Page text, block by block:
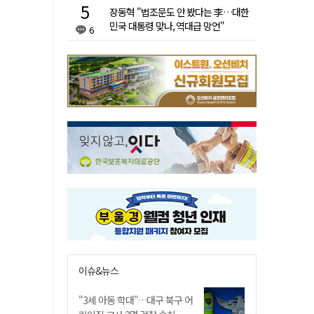
6
장동혁 "법조문도 안 봤다는 李…대한
민국 대통령 맞나, 역대급 망언"
이슈&뉴스
"3세 아동 학대"…대구 북구 어